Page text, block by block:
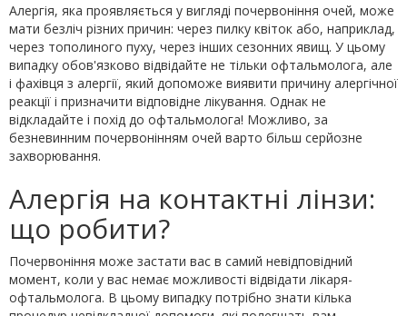
Алергія, яка проявляється у вигляді почервоніння очей, може
мати безліч різних причин: через пилку квіток або, наприклад,
через тополиного пуху, через інших сезонних явищ. У цьому
випадку обов'язково відвідайте не тільки офтальмолога, але
і фахівця з алергії, який допоможе виявити причину алергічної
реакції і призначити відповідне лікування. Однак не
відкладайте і похід до офтальмолога! Можливо, за
безневинним почервонінням очей варто більш серйозне
захворювання.
Алергія на контактні лінзи:
що робити?
Почервоніння може застати вас в самий невідповідний
момент, коли у вас немає можливості відвідати лікаря-
офтальмолога. В цьому випадку потрібно знати кілька